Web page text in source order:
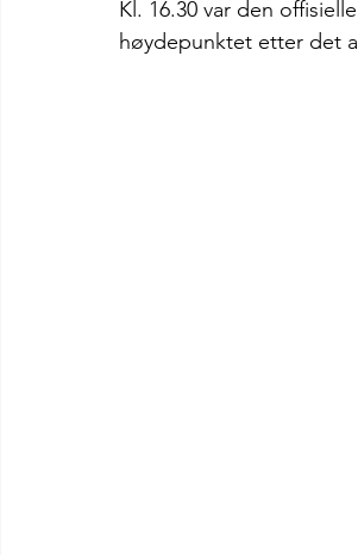
Kl. 16.30 var den
høydepunktet etter det